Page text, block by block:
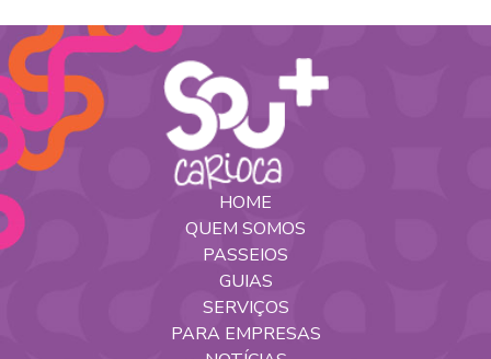
HOME
QUEM SOMOS
PASSEIOS
GUIAS
SERVIÇOS
PARA EMPRESAS